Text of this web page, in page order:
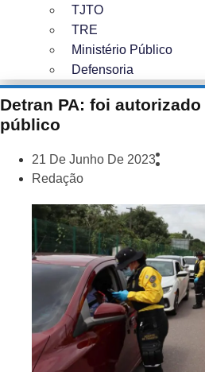
TJTO
TRE
Ministério Público
Defensoria
Detran PA: foi
público
21 De Junho De 2023
Redação